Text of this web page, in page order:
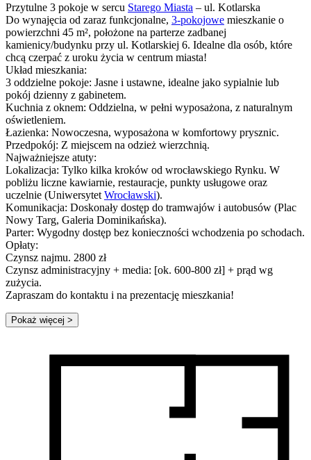
Przytulne 3 pokoje w sercu Starego Miasta – ul. Kotlarska
Do wynajęcia od zaraz funkcjonalne, 3-pokojowe mieszkanie o
powierzchni 45 m², położone na parterze zadbanej
kamienicy/budynku przy ul. Kotlarskiej 6. Idealne dla osób, które
chcą czerpać z uroku życia w centrum miasta!
Układ mieszkania:
3 oddzielne pokoje: Jasne i ustawne, idealne jako sypialnie lub
pokój dzienny z gabinetem.
Kuchnia z oknem: Oddzielna, w pełni wyposażona, z naturalnym
oświetleniem.
Łazienka: Nowoczesna, wyposażona w komfortowy prysznic.
Przedpokój: Z miejscem na odzież wierzchnią.
Najważniejsze atuty:
Lokalizacja: Tylko kilka kroków od wrocławskiego Rynku. W
pobliżu liczne kawiarnie, restauracje, punkty usługowe oraz
uczelnie (Uniwersytet Wrocławski).
Komunikacja: Doskonały dostęp do tramwajów i autobusów (Plac
Nowy Targ, Galeria Dominikańska).
Parter: Wygodny dostęp bez konieczności wchodzenia po schodach.
Opłaty:
Czynsz najmu. 2800 zł
Czynsz administracyjny + media: [ok. 600-800 zł] + prąd wg
zużycia.
Zapraszam do kontaktu i na prezentację mieszkania!
Pokaż więcej >